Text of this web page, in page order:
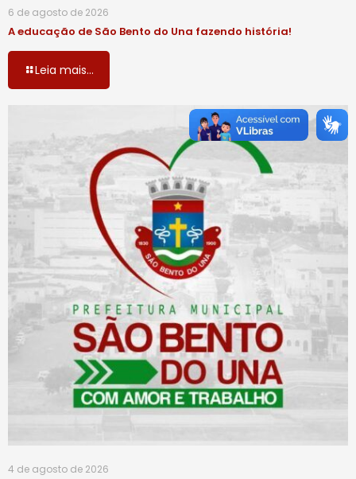
6 de agosto de 2026
A educação de São Bento do Una fazendo história!
Leia mais...
4 de agosto de 2026